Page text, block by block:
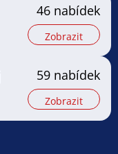
46 nabídek
Zobrazit
59 nabídek
Zobrazit